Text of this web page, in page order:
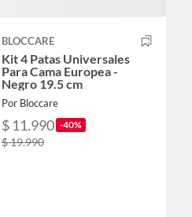
BLOCCARE
Kit 4 Patas Universales
Para Cama Europea -
Negro 19.5 cm
Por Bloccare
$ 11.990 -40%
$ 19.990